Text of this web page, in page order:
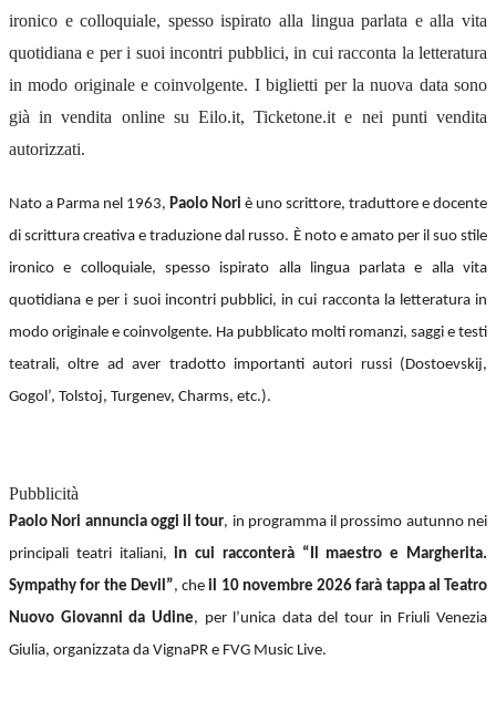
ironico e colloquiale, spesso ispirato alla lingua parlata e alla vita
quotidiana e per i suoi incontri pubblici, in cui racconta la letteratura
in modo originale e coinvolgente. I biglietti per la nuova data sono
già in vendita online su Eilo.it, Ticketone.it e nei punti vendita
autorizzati.
Nato a Parma nel 1963, Paolo Nori è uno scrittore, traduttore e docente
di scrittura creativa e traduzione dal russo. È noto e amato per il suo stile
ironico e colloquiale, spesso ispirato alla lingua parlata e alla vita
quotidiana e per i suoi incontri pubblici, in cui racconta la letteratura in
modo originale e coinvolgente. Ha pubblicato molti romanzi, saggi e testi
teatrali, oltre ad aver tradotto importanti autori russi (Dostoevskij,
Gogol’, Tolstoj, Turgenev, Charms, etc.).
Pubblicità
Paolo Nori annuncia oggi il tour, in programma il prossimo autunno nei
principali teatri italiani, in cui racconterà “Il maestro e Margherita.
Sympathy for the Devil”, che il 10 novembre 2026 farà tappa al Teatro
Nuovo Giovanni da Udine, per l’unica data del tour in Friuli Venezia
Giulia, organizzata da VignaPR e FVG Music Live.